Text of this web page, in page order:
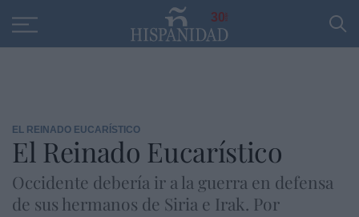
30
EL REINADO EUCARÍSTICO
El Reinado Eucarístico
Occidente debería ir a la guerra en defensa
de sus hermanos de Siria e Irak. Por